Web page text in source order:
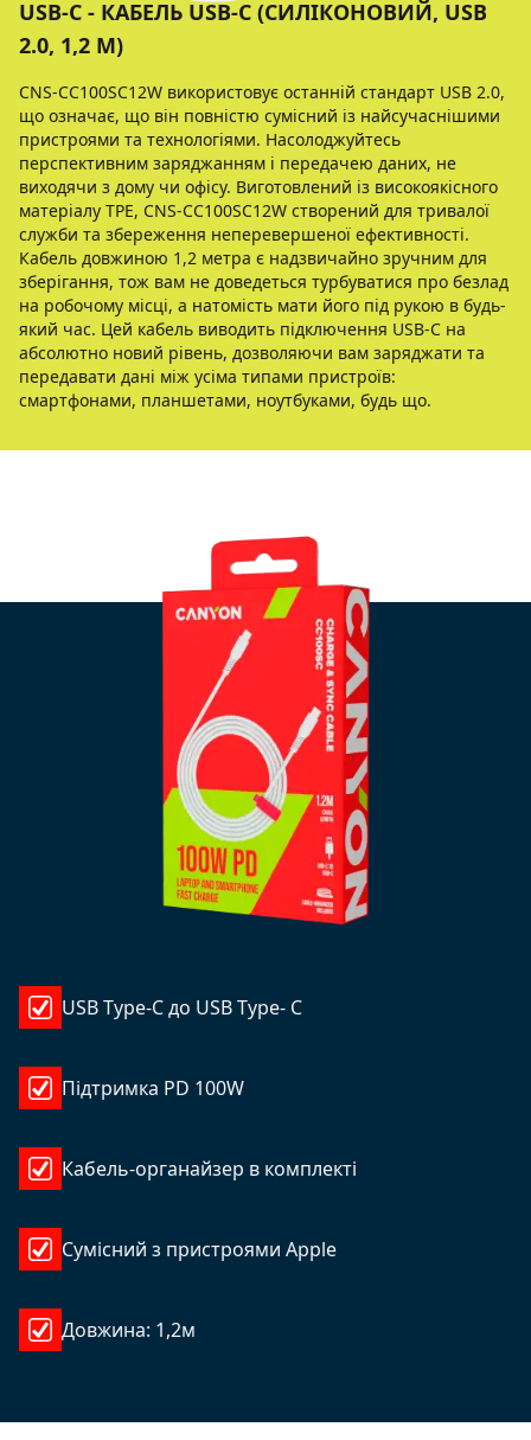
USB-C - КАБЕЛЬ USB-C (СИЛІКОНОВИЙ, USB
2.0, 1,2 М)
CNS-CC100SC12W використовує останній стандарт USB 2.0,
що означає, що він повністю сумісний із найсучаснішими
пристроями та технологіями. Насолоджуйтесь
перспективним заряджанням і передачею даних, не
виходячи з дому чи офісу. Виготовлений із високоякісного
матеріалу TPE, CNS-CC100SC12W створений для тривалої
служби та збереження неперевершеної ефективності.
Кабель довжиною 1,2 метра є надзвичайно зручним для
зберігання, тож вам не доведеться турбуватися про безлад
на робочому місці, а натомість мати його під рукою в будь-
який час. Цей кабель виводить підключення USB-C на
абсолютно новий рівень, дозволяючи вам заряджати та
передавати дані між усіма типами пристроїв:
смартфонами, планшетами, ноутбуками, будь що.
USB Type-C до USB Type- C
Підтримка PD 100W
Кабель-органайзер в комплекті
Сумісний з пристроями Apple
Довжина: 1,2м